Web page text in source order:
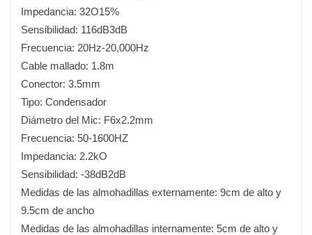
Impedancia: 32O15%
Sensibilidad: 116dB3dB
Frecuencia: 20Hz-20,000Hz
Cable mallado: 1.8m
Conector: 3.5mm
Tipo: Condensador
Diámetro del Mic: F6x2.2mm
Frecuencia: 50-1600HZ
Impedancia: 2.2kO
Sensibilidad: -38dB2dB
Medidas de las almohadillas externamente: 9cm de alto y
9.5cm de ancho
Medidas de las almohadillas internamente: 5cm de alto y